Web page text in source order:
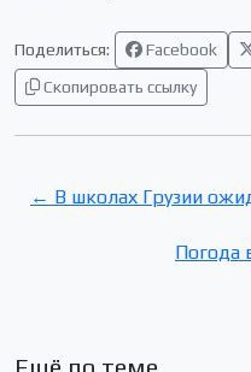
Поделиться: Facebook
Скопировать ссылку
← В школах Грузии
Погода